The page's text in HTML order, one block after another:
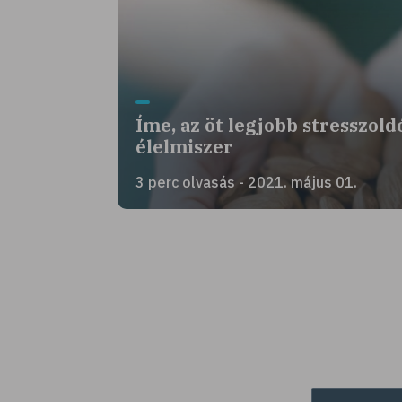
Íme, az öt legjobb
élelmiszer
3 perc olvasás - 2021. május 01.